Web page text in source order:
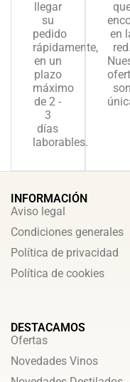
llegar
su
pedido
rápidamente,
en un
plazo
máximo
de 2 -
3
días
laborables.
en
red.
son
INFORMACIÓN
Aviso legal
Condiciones generales
Política de privacidad
Política de cookies
DESTACAMOS
Ofertas
Novedades Vinos